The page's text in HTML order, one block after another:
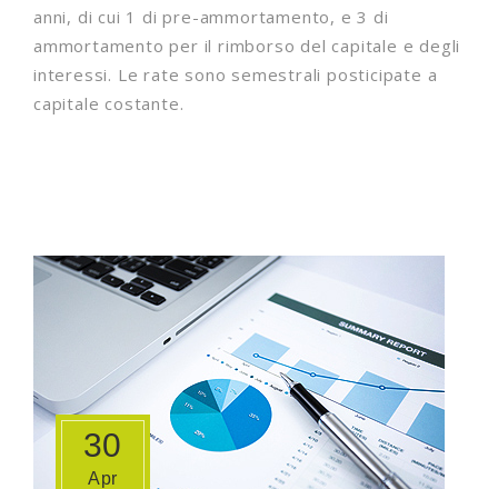
anni, di cui 1 di pre-ammortamento, e 3 di
ammortamento per il rimborso del capitale e degli
interessi. Le rate sono semestrali posticipate a
capitale costante.
30
Apr